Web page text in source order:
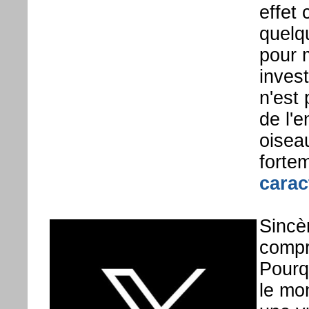
effet
pour
n'est
de
le